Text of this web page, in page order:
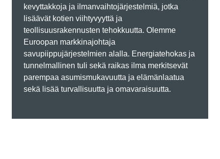
kevyttakkoja ja ilmanvaihtojärjestelmiä, jotka
lisäävät kotien viihtyvyyttä ja
teollisuusrakennusten tehokkuutta. Olemme
Euroopan markkinajohtaja
savupiippujärjestelmien alalla. Energiatehokas ja
tunnelmallinen tuli sekä raikas ilma merkitsevät
parempaa asumismukavuutta ja elämänlaatua
sekä lisää turvallisuutta ja omavaraisuutta.